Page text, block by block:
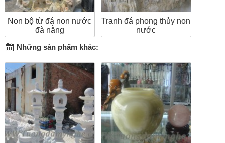
Non bộ từ đá non nước
đà nẵng
Tranh đá phong thủy non
nước
Những sản phẩm khác: